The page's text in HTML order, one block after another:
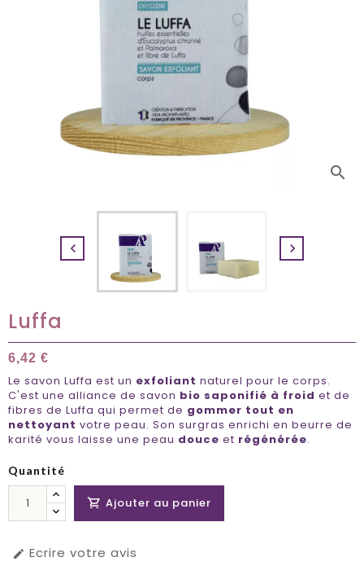
search
 
Luffa
6,42 €
Le savon Luffa est un exfoliant naturel pour le corps.
C'est une alliance de savon bio saponifié à froid et de
fibres de Luffa qui permet de gommer tout en
nettoyant votre peau. Son surgras enrichi en beurre de
karité vous laisse une peau douce et régénérée.
Quantité
 Ajouter au panier
 Ecrire votre avis